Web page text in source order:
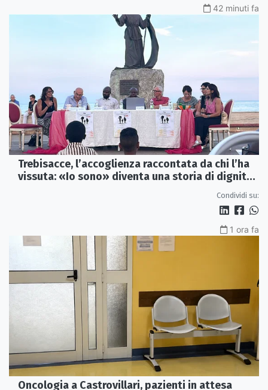
42 minuti fa
Trebisacce, l’accoglienza raccontata da chi l’ha
vissuta: «Io sono» diventa una storia di dignità
Condividi su:
1 ora fa
Oncologia a Castrovillari, pazienti in attesa